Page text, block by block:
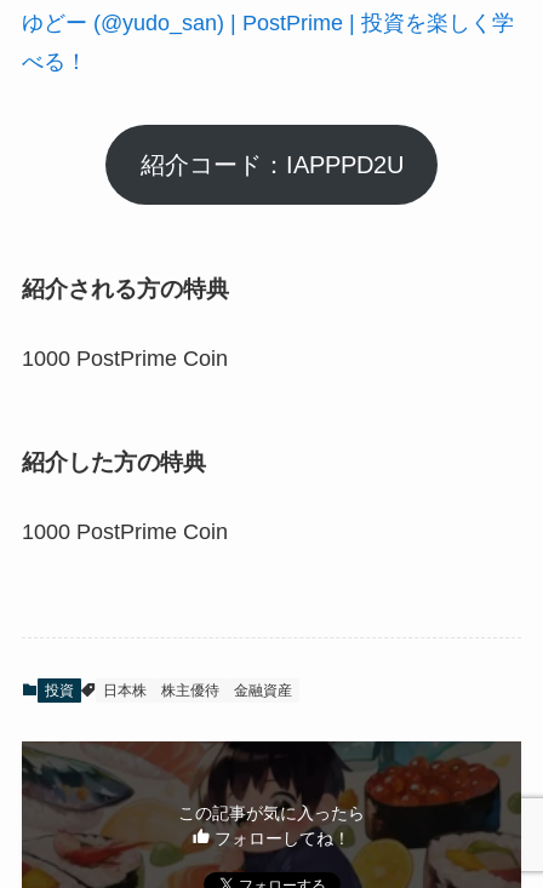
ゆどー (@yudo_san) | PostPrime | 投資を楽しく学
べる！
紹介コード：IAPPPD2U
紹介される方の特典
1000 PostPrime Coin
紹介した方の特典
1000 PostPrime Coin
投資 日本株 株主優待 金融資産
この記事が気に入ったら
フォローしてね！